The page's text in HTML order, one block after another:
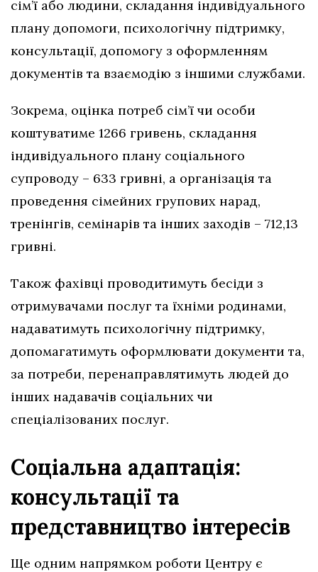
сім’ї або людини, складання індивідуального
плану допомоги, психологічну підтримку,
консультації, допомогу з оформленням
документів та взаємодію з іншими службами.
Зокрема, оцінка потреб сім’ї чи особи
коштуватиме 1266 гривень, складання
індивідуального плану соціального
супроводу – 633 гривні, а організація та
проведення сімейних групових нарад,
тренінгів, семінарів та інших заходів – 712,13
гривні.
Також фахівці проводитимуть бесіди з
отримувачами послуг та їхніми родинами,
надаватимуть психологічну підтримку,
допомагатимуть оформлювати документи та,
за потреби, перенаправлятимуть людей до
інших надавачів соціальних чи
спеціалізованих послуг.
Соціальна адаптація:
консультації та
представництво інтересів
Ще одним напрямком роботи Центру є